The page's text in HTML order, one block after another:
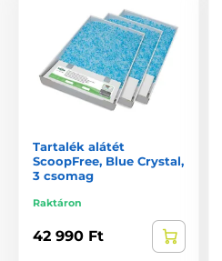
Tartalék alátét
ScoopFree, Blue Crystal,
3 csomag
Raktáron
42 990 Ft